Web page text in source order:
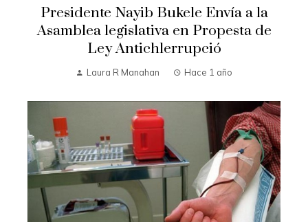
Presidente Nayib Bukele Envía a la
Asamblea legislativa en Propesta de
Ley Antichlerrupció
Laura R Manahan Hace 1 año